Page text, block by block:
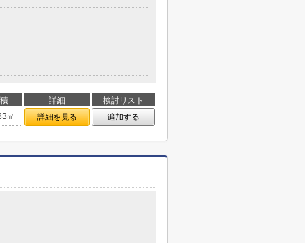
詳細
検討リスト
㎡ 詳細を見る 追加する